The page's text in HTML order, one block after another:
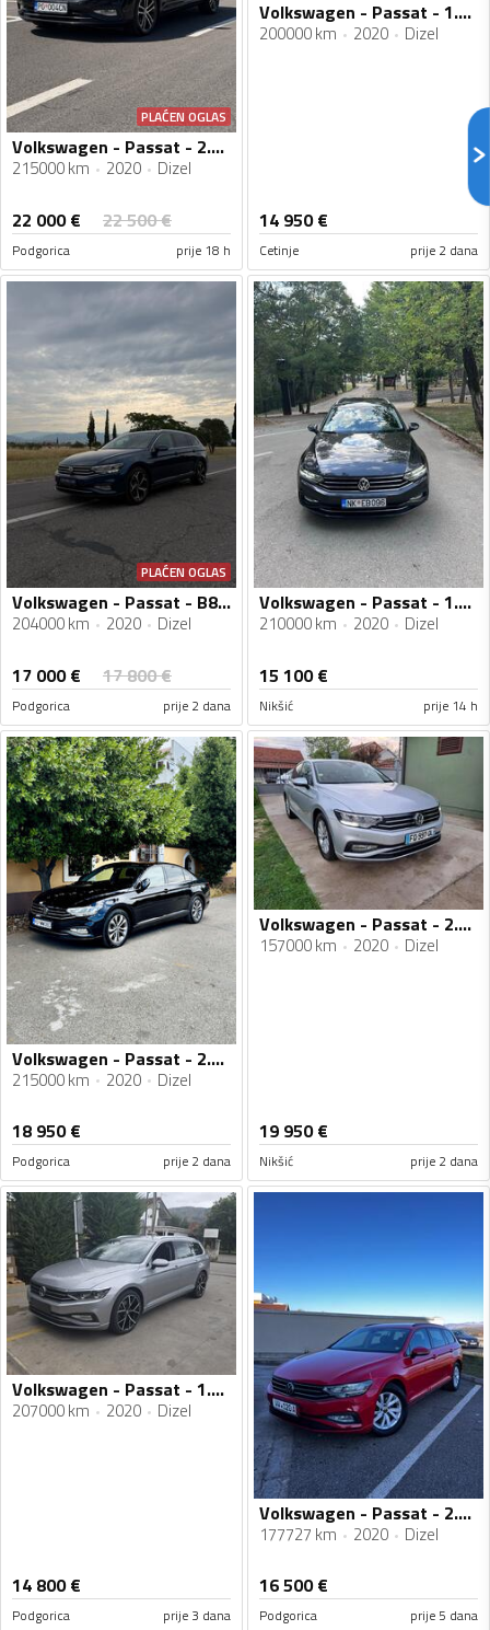
PLAĆEN OGLAS
Volkswagen - Passat - 2.0 TDI DSG
215000 km 2020 Dizel
22 000€ 22 500€
Podgorica prije 18 h
Volkswagen - Passat - 1.6//TDI//DSG//08.2020god
200000 km 2020 Dizel
14 950€
Cetinje prije 2 dana
PLAĆEN OGLAS
Volkswagen - Passat - B8.5 Variant 2.0 TDI
204000 km 2020 Dizel
17 000€ 17 800€
Podgorica prije 2 dana
Volkswagen - Passat - 1.6 TDI
210000 km 2020 Dizel
15 100€
Nikšić prije 14 h
Volkswagen - Passat - 2.0 TDI
215000 km 2020 Dizel
18 950€
Podgorica prije 2 dana
Volkswagen - Passat - 2.0 TDI restajling 8.5
157000 km 2020 Dizel
19 950€
Nikšić prije 2 dana
Volkswagen - Passat - 1.6 tdi DSG
207000 km 2020 Dizel
14 800€
Podgorica prije 3 dana
Volkswagen - Passat - 2.0 TDI
177727 km 2020 Dizel
16 500€
Podgorica prije 5 dana